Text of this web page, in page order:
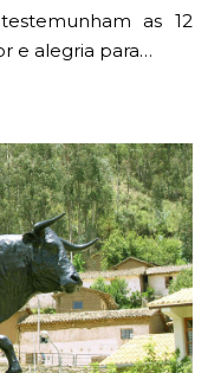
as 12
e alegria para…